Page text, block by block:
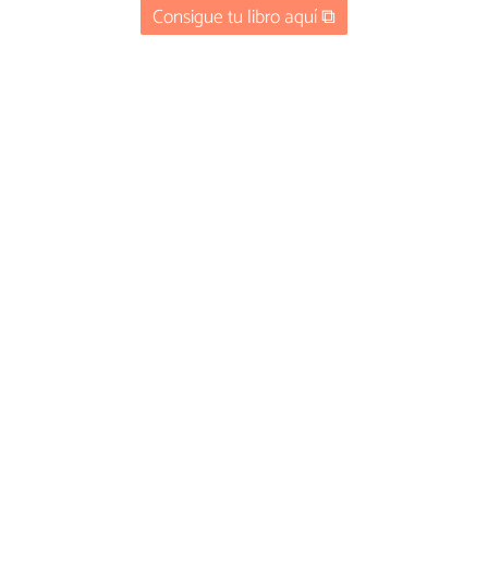
Consigue tu libro aquí ⧉